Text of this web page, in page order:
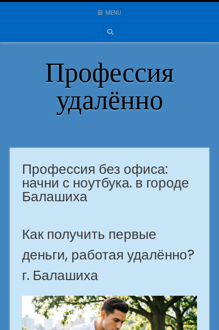
Skip
MENU
Профессия
удалённо
Профессия без офиса:
начни с ноутбука. в городе
Балашиха
Как получить первые
деньги, работая удалённо?
г. Балашиха